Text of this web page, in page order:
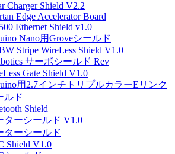
Charger Shield V2.2
Edge Accelerator Board
Ethernet Shield v1.0
Nano用Groveシールド
Stripe WireLess Shield V1.0
サーボシールド Rev
Gate Shield V1.0
用2.7インチトリプルカラーEリンク
ルド
Shield
ターシールド V1.0
ターシールド
Shield V1.0